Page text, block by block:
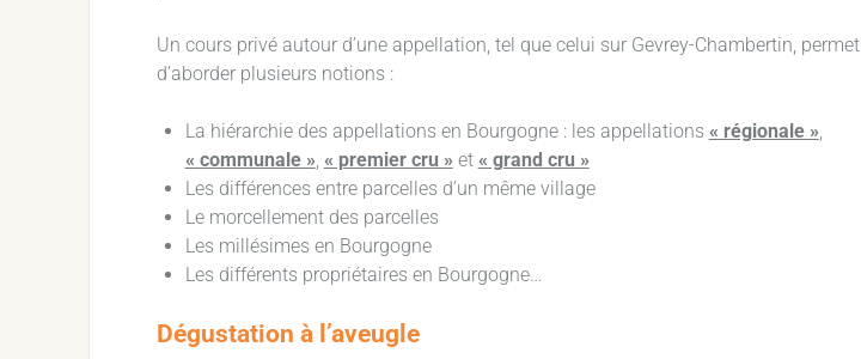
Un cours privé autour d’une appellation, tel que celui sur Gevrey-Chambertin, permet
d’aborder plusieurs notions :
La hiérarchie des appellations en Bourgogne : les appellations « régionale »
« communale » « premier cru » et « grand cru »
Les différences entre parcelles d’un même village
Le morcellement des parcelles
Les millésimes en Bourgogne
Les différents propriétaires en Bourgogne…
Dégustation à l’aveugle